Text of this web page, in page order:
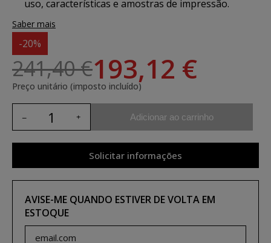
uso, características e amostras de impressão.
Saber mais
-20%
241,40 €193,12 €
Preço unitário (imposto incluído)
Adicionar ao carrinho
Solicitar informações
AVISE-ME QUANDO ESTIVER DE VOLTA EM
ESTOQUE